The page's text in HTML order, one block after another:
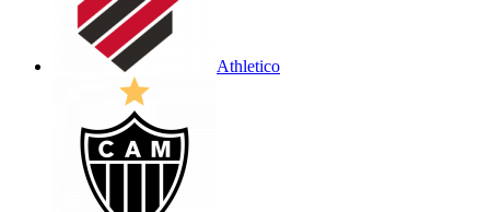
Athletico